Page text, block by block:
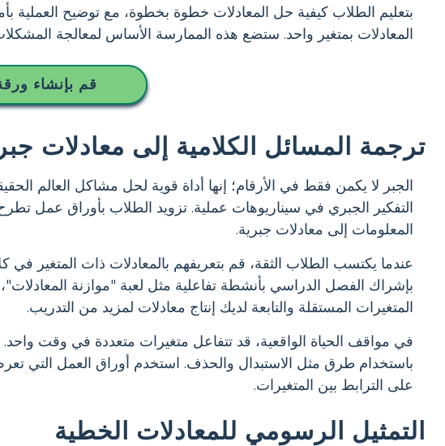
بتعليم الطلاب كيفية حل المعادلات خطوة بخطوة، مع توضيح العملية
المعادلات بمتغير واحد. ستضع هذه الممارسة الأساس لمعالجة
قم بإنشاء
ترجمة المسائل الكلامية إلى معادلات
الجبر لا يكمن فقط في الأرقام؛ إنها أداة قوية لحل مشاكل العالم
التفكير الجبري في سيناريوهات عملية. تزويد الطلاب بأوراق عمل
المعلومات إلى معادلات جبرية.
عندما يكتسب الطلاب الثقة، قم بتعريفهم بالمعادلات ذات المتغير في
بإشراك الفصل الدراسي بأنشطة تفاعلية مثل لعبة "موازنة
المتغيرات المستقلة والتابعة لديك إنتاج معادلات لمزيد من التدريب.
في مواقف الحياة الواقعية، قد تتفاعل متغيرات متعددة في وقت
باستخدام طرق مثل الاستبدال والحذف. استخدم أوراق العمل التي
على الترابط بين المتغيرات.
التمثيل الرسومي للمعادلات الخطية